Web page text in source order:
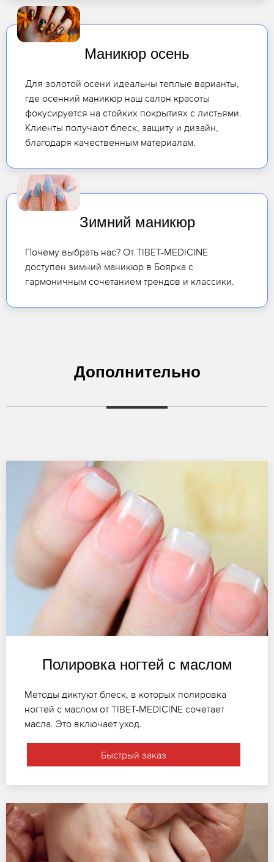
Маникюр осень
Для золотой осени идеальны теплые варианты,
где осенний маникюр наш салон красоты
фокусируется на стойких покрытиях с листьями.
Клиенты получают блеск, защиту и дизайн,
благодаря качественным материалам.
Зимний маникюр
Почему выбрать нас? От TIBET-MEDICINE
доступен зимний маникюр в Боярка с
гармоничным сочетанием трендов и классики.
Дополнительно
Полировка ногтей с маслом
Методы диктуют блеск, в которых полировка
ногтей с маслом от TIBET-MEDICINE сочетает
масла. Это включает уход.
Быстрый заказ